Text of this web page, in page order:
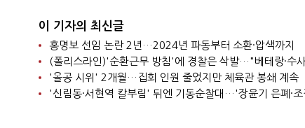
이 기자의 최신글
홍명보 선임 논란 2년…2024년 파동부터 소환·압색까지
'올공 시위' 2개월…집회 인원 줄었지만 체육관 봉쇄 계속